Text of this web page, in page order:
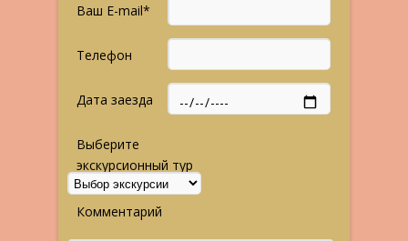
Ваш E-mail*
Телефон
Дата заезда
Выберите
экскурсионный тур
Комментарий